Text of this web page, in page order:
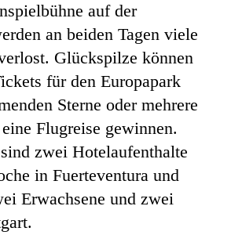
auf der
an beiden Tagen viele
Glückspilze können
für den Europapark
Sterne oder mehrere
Flugreise gewinnen.
zwei Hotelaufenthalte
in Fuerteventura und
Erwachsene und zwei